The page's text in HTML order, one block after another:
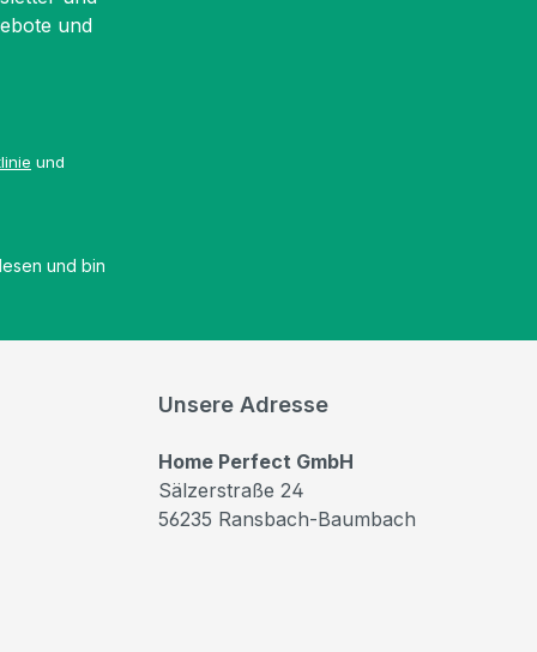
und
und
und bin
Unsere Adresse
Home Perfect GmbH
Sälzerstraße 24
56235 Ransbach-Baumbach